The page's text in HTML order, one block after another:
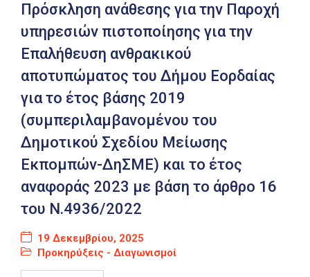
Πρόσκληση ανάθεσης για την Παροχή
υπηρεσιών πιστοποίησης για την
Επαλήθευση ανθρακικού
αποτυπώματος του Δήμου Εορδαίας
για το έτος βάσης 2019
(συμπεριλαμβανομένου του
Δημοτικού Σχεδίου Μείωσης
Εκπομπών-ΔηΣΜΕ) και το έτος
αναφοράς 2023 με βάση το άρθρο 16
του Ν.4936/2022
19 Δεκεμβρίου, 2025
Προκηρύξεις - Διαγωνισμοί